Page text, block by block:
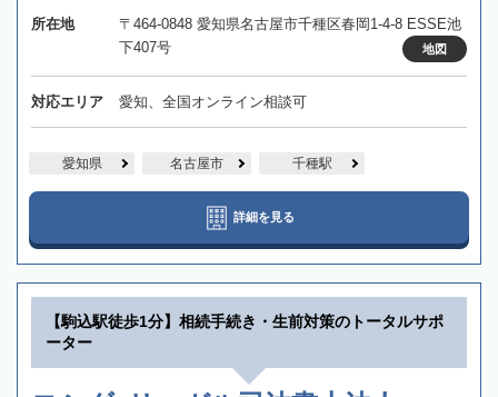
所在地
〒464-0848 愛知県名古屋市千種区春岡1-4-8 ESSE池
下407号
地図
対応エリア 愛知、全国オンライン相談可
愛知県 名古屋市 千種駅
詳細を見る
【駒込駅徒歩1分】相続手続き・生前対策のトータルサポ
ーター